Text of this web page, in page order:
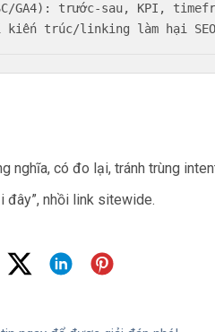
GA4): trước-sau, KPI,
trúc/linking làm hại SEO
nghĩa, có đo lại, tránh trùng
đây”, nhồi link sitewide.